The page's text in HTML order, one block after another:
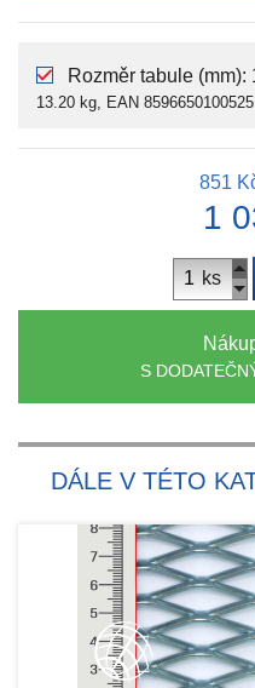
Rozměr tabule
13.20 kg, EAN 8596650100525
851
1
ks
S
DÁLE V TÉTO